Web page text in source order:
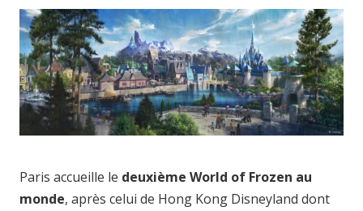
Paris accueille le deuxième World of Frozen au
monde, après celui de Hong Kong Disneyland dont